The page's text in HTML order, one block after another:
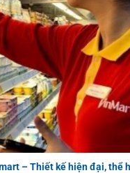
– Thiết kế hiện đại, thể